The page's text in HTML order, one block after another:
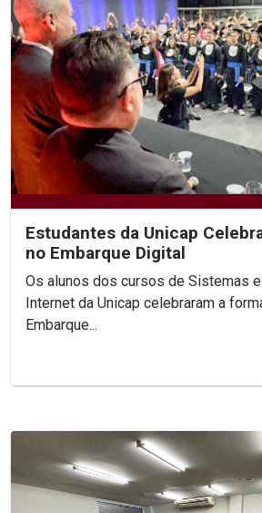
Estudantes da Unicap
no Embarque Digital
Os alunos dos cursos de Sistemas
Internet da Unicap celebraram a
Embarque...